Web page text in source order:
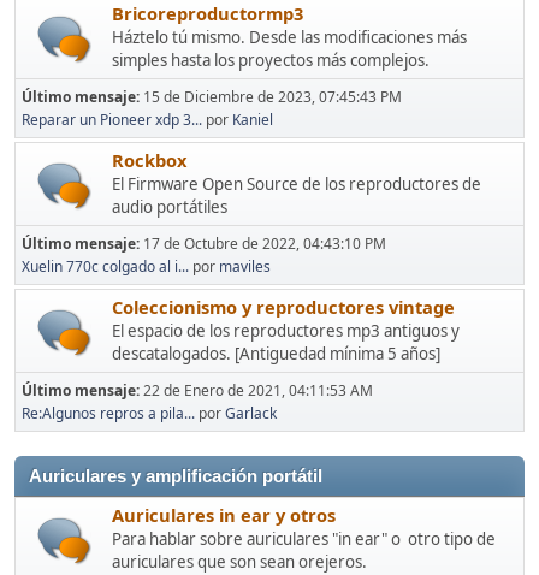
Bricoreproductormp3
Háztelo tú mismo. Desde las modificaciones más
simples hasta los proyectos más complejos.
Último mensaje: 15 de Diciembre de 2023, 07:45:43 PM
Reparar un Pioneer xdp 3... por Kaniel
Rockbox
El Firmware Open Source de los reproductores de
audio portátiles
Último mensaje: 17 de Octubre de 2022, 04:43:10 PM
Xuelin 770c colgado al i... por maviles
Coleccionismo y reproductores vintage
El espacio de los reproductores mp3 antiguos y
descatalogados. [Antiguedad mínima 5 años]
Último mensaje:22 de Enero de 2021, 04:11:53 AM
Re:Algunos repros a pila... porGarlack
Auriculares y amplificación portátil
Auriculares in ear y otros
Para hablar sobre auriculares "in ear" o otro tipo de
auriculares que son sean orejeros.